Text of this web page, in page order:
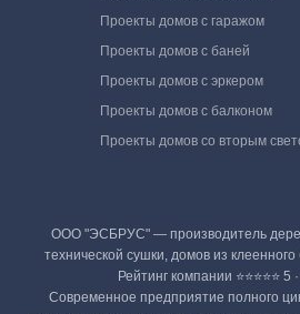
Проекты домов с гаражом
Проекты домов с баней
Проекты домов с эркером
Проекты домов с балконом
Проекты домов со вторым
ООО "ЭСБРУС" — производитель
технической сушки, домов из
Рейтинг компании ⭐⭐⭐⭐⭐ 5
Современное предприятие полного